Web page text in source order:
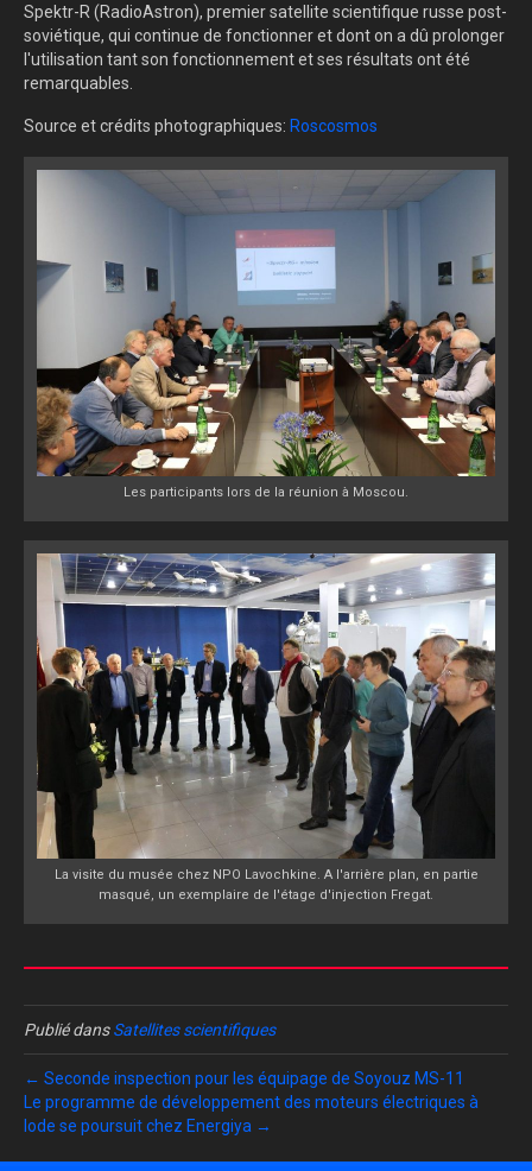
Spektr-R (RadioAstron), premier satellite scientifique russe post-
soviétique, qui continue de fonctionner et dont on a dû prolonger
l'utilisation tant son fonctionnement et ses résultats ont été
remarquables.
Source et crédits photographiques: Roscosmos
Les participants lors de la réunion à Moscou.
La visite du musée chez NPO Lavochkine. A l'arrière plan, en partie
masqué, un exemplaire de l'étage d'injection Fregat.
Publié dansSatellites scientifiques
← Seconde inspection pour les équipage de Soyouz MS-11
Le programme de développement des moteurs électriques à
Iode se poursuit chez Energiya →